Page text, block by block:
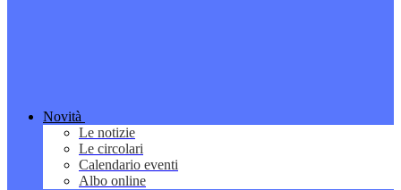
Novità
Le notizie
Le circolari
Calendario eventi
Albo online